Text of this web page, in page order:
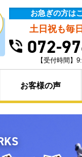
お急ぎの方は
土日祝も毎
072-
【受付時間】
お客様の声